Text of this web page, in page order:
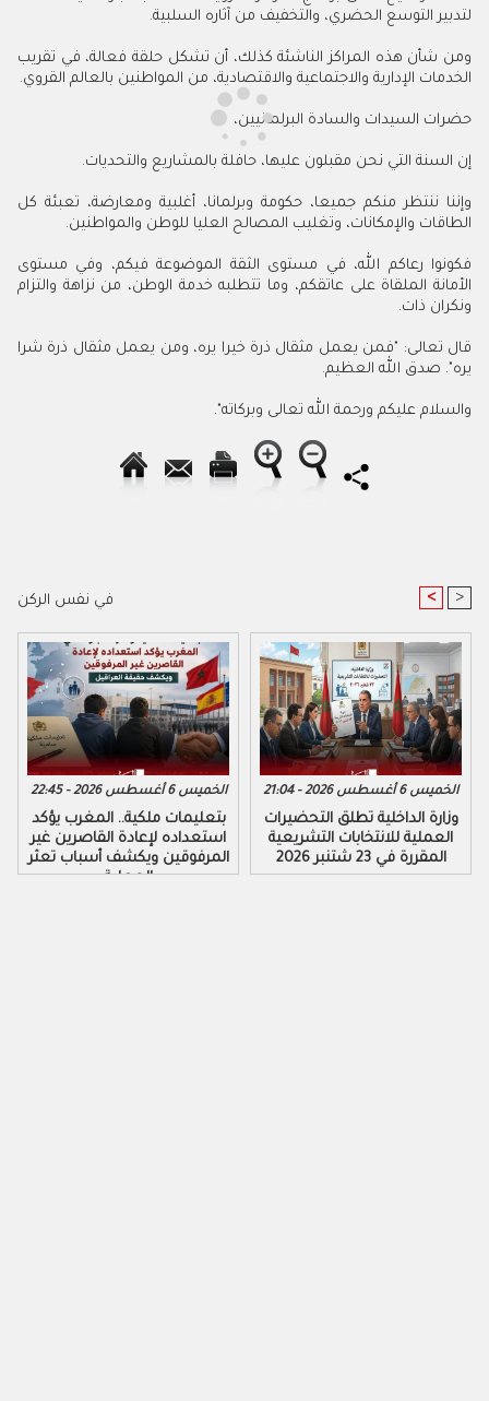
لتدبير التوسع الحضري، والتخفيف من آثاره السلبية.
ومن شأن هذه المراكز الناشئة كذلك، أن تشكل حلقة فعالة، في تقريب
الخدمات الإدارية والاجتماعية والاقتصادية، من المواطنين بالعالم القروي.
حضرات السيدات والسادة البرلمانيين،
إن السنة التي نحن مقبلون عليها، حافلة بالمشاريع والتحديات.
وإننا ننتظر منكم جميعا، حكومة وبرلمانا، أغلبية ومعارضة، تعبئة كل
الطاقات والإمكانات، وتغليب المصالح العليا للوطن والمواطنين.
فكونوا رعاكم الله، في مستوى الثقة الموضوعة فيكم، وفي مستوى
الأمانة الملقاة على عاتقكم، وما تتطلبه خدمة الوطن، من نزاهة والتزام
ونكران ذات.
قال تعالى: "فمن يعمل مثقال ذرة خيرا يره، ومن يعمل مثقال ذرة شرا
يره". صدق الله العظيم.
والسلام عليكم ورحمة الله تعالى وبركاته".
في نفس الركن < >
الخميس 6 أغسطس 2026 - 22:45
بتعليمات ملكية.. المغرب يؤكد
استعداده لإعادة القاصرين غير
المرفوقين ويكشف أسباب تعثر
العملية
الخميس 6 أغسطس 2026 - 21:04
وزارة الداخلية تطلق التحضيرات
العملية للانتخابات التشريعية
المقررة في 23 شتنبر 2026